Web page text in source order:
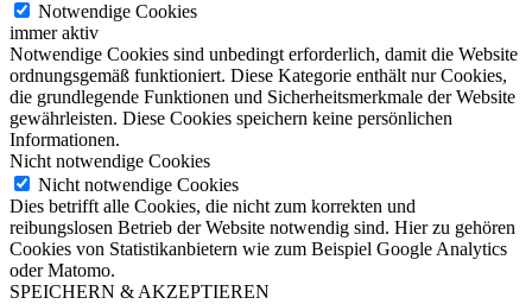
Notwendige Cookies
immer aktiv
Notwendige Cookies sind unbedingt erforderlich, damit die Website
ordnungsgemäß funktioniert. Diese Kategorie enthält nur Cookies,
die grundlegende Funktionen und Sicherheitsmerkmale der Website
gewährleisten. Diese Cookies speichern keine persönlichen
Informationen.
Nicht notwendige Cookies
Nicht notwendige Cookies
Dies betrifft alle Cookies, die nicht zum korrekten und
reibungslosen Betrieb der Website notwendig sind. Hier zu gehören
Cookies von Statistikanbietern wie zum Beispiel Google Analytics
oder Matomo.
SPEICHERN & AKZEPTIEREN